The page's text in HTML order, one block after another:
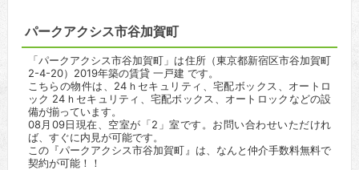
パークアクシス市谷加賀町
「パークアクシス市谷加賀町」は住所（東京都新宿区市谷加賀町
2-4-20）2019年築の賃貸 一戸建 です。
こちらの物件は、24ｈセキュリティ、宅配ボックス、オートロ
ック 24ｈセキュリティ、宅配ボックス、オートロックなどの設
備が揃っています。
08月09日現在、空室が「2」室です。お問い合わせいただけれ
ば、すぐに内見が可能です。
この『パークアクシス市谷加賀町』は、なんと仲介手数料無料で
契約が可能！！